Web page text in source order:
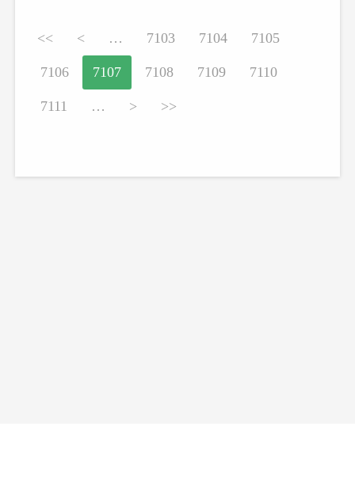
<< < … 7103 7104 7105
7106 7107 7108 7109 7110
7111 … > >>